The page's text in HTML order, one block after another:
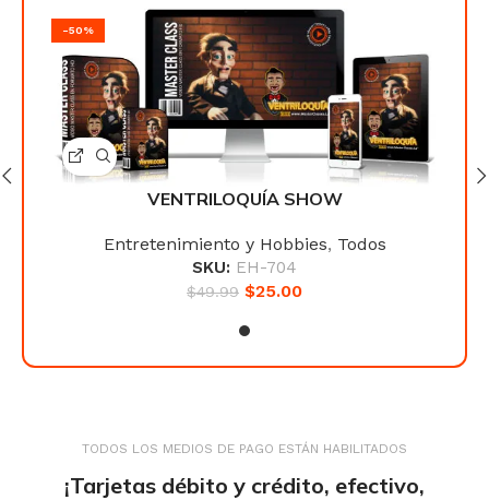
-50%
VENTRILOQUÍA SHOW
Entretenimiento y Hobbies, Todos
SKU: EH-704
$49.99 $25.00
TODOS LOS MEDIOS DE PAGO ESTÁN HABILITADOS
¡Tarjetas débito y crédito, efectivo,